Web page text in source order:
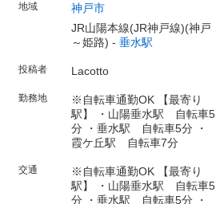
地域
神戸市
JR山陽本線(JR神戸線)(神戸
～姫路) - 垂水駅
投稿者 Lacotto
勤務地
※自転車通勤OK 【最寄り
駅】 ・山陽垂水駅 自転車5
分 ・垂水駅 自転車5分 ・
霞ケ丘駅 自転車7分
交通
※自転車通勤OK 【最寄り
駅】 ・山陽垂水駅 自転車5
分 ・垂水駅 自転車5分 ・